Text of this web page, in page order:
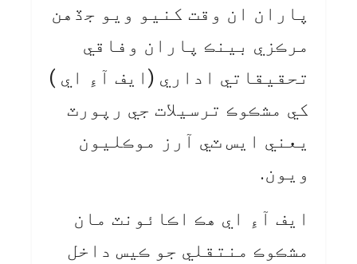
پاران ان وقت کنيو ويو جڏهن
مرڪزي بينڪ پاران وفاقي
تحقيقاتي اداري (ايف آءِ اي )
کي مشڪوڪ ترسيلات جي رپورٽ
يعني ايس ٽي آرز موڪليون
ويون.
ايف آءِ اي هڪ اڪائونٽ مان
مشڪوڪ منتقلي جو ڪيس داخل